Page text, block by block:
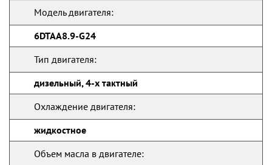
Модель двигателя:
6DTAA8.9-G24
Тип двигателя:
дизельный, 4-х тактный
Охлаждение двигателя:
жидкостное
Объем масла в двигателе: